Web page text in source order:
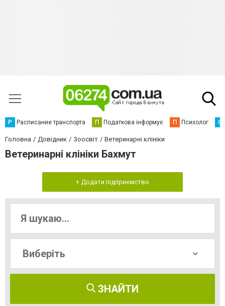
Р Расписание транспорта П Податкова інформує П Психолог С
Головна Довідник Зоосвіт Ветеринарні клініки
Ветеринарні клініки Бахмут
+ Додати підприємство
ЗНАЙТИ